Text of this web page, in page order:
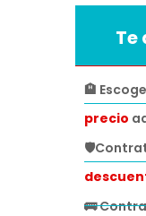
Te
🏨
precio
🚌